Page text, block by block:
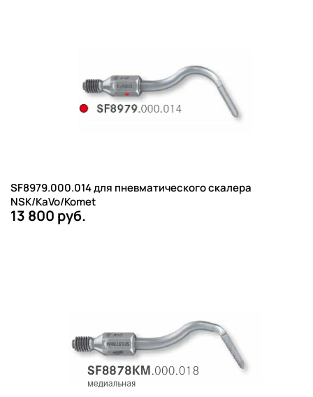
SF8979.000.014 для пневматического скалера
NSK/KaVo/Komet
13 800 руб.